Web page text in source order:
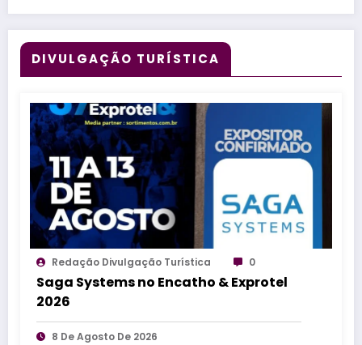
DIVULGAÇÃO TURÍSTICA
Redação Divulgação Turística 0
Saga Systems no Encatho & Exprotel
2026
8 De Agosto De 2026